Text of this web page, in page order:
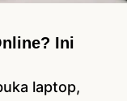
Ini
laptop,